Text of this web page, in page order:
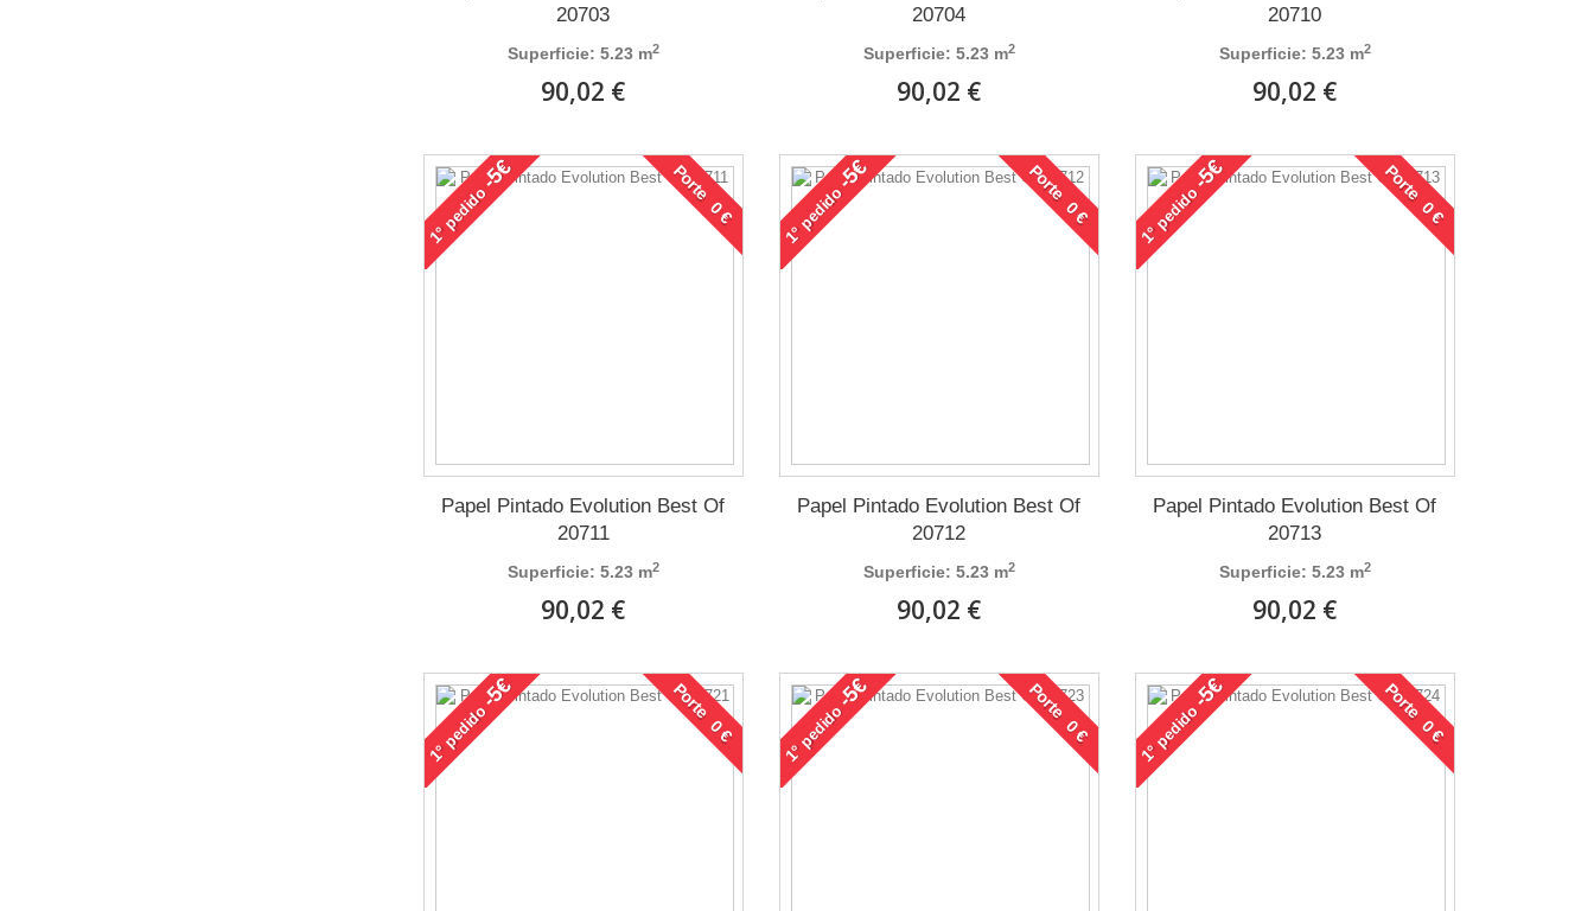
20703
Superficie: 5.23 m2
90,02 €
20704
Superficie: 5.23 m2
90,02 €
20710
Superficie: 5.23 m2
90,02 €
1°
pedido
-5€ Porte 0 €
Papel Pintado Evolution Best Of
20711
Superficie: 5.23 m2
90,02 €
1°
pedido
-5€ Porte 0 €
Papel Pintado Evolution Best Of
20712
Superficie: 5.23 m2
90,02 €
1°
pedido
-5€ Porte 0 €
Papel Pintado Evolution Best Of
20713
Superficie: 5.23 m2
90,02 €
1°
pedido
-5€ Porte 0 €
1°
pedido
-5€ Porte 0 €
1°
pedido
-5€ Porte 0 €